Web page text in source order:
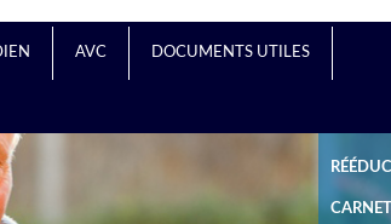
AVC DOCUMENTS UTILES